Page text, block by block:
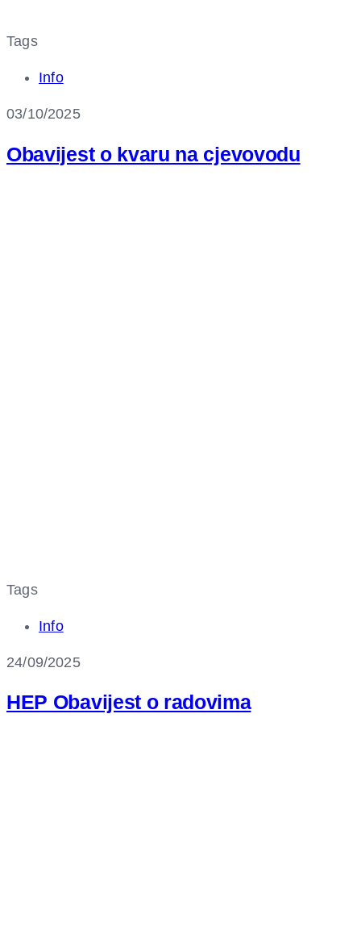
Tags
Info
03/10/2025
Obavijest o kvaru na cjevovodu
Tags
Info
24/09/2025
HEP Obavijest o radovima